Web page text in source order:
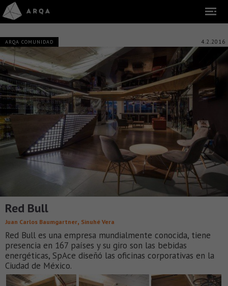
ARQA COMUNIDAD 4.2.2016
Red Bull
Juan Carlos Baumgartner, Sinuhé Vera
Red Bull es una empresa mundialmente conocida, tiene
presencia en 167 países y su giro son las bebidas
energéticas, SpAce diseñó las oficinas corporativas en la
Ciudad de México.